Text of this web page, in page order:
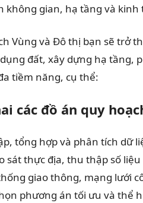
không gian, hạ tầng và kinh
Vùng và Đô thị bạn sẽ trở
đất, xây dựng hạ tầng,
tiềm năng, cụ thể:
các đồ án quy
tổng hợp và phân tích dữ
sát thực địa, thu thập số
giao thông, mạng lưới
phương án tối ưu và thể